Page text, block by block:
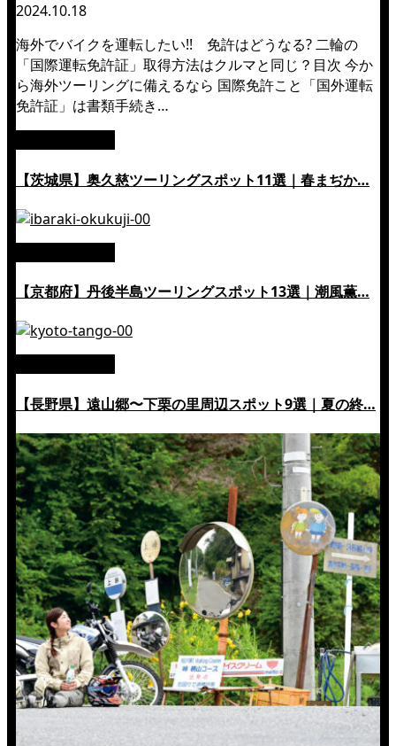
2024.10.18
海外でバイクを運転したい!! 免許はどうなる? 二輪の
「国際運転免許証」取得方法はクルマと同じ？目次 今か
ら海外ツーリングに備えるなら 国際免許こと「国外運転
免許証」は書類手続き…
【茨城県】奥久慈ツーリングスポット11選｜春まぢか…
【京都府】丹後半島ツーリングスポット13選｜潮風薫…
【長野県】遠山郷〜下栗の里周辺スポット9選｜夏の終…